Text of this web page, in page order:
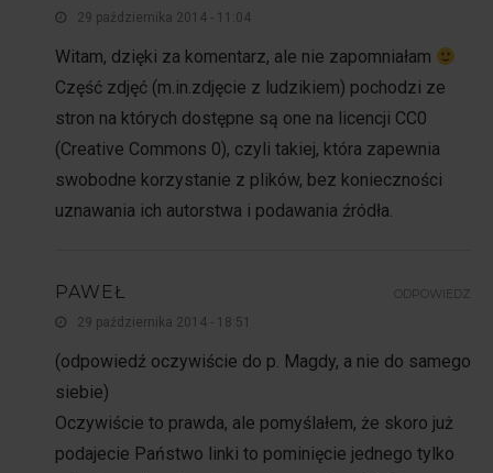
29 października 2014 - 11:04
Witam, dzięki za komentarz, ale nie zapomniałam
Część zdjęć (m.in.zdjęcie z ludzikiem) pochodzi ze
stron na których dostępne są one na licencji CC0
(Creative Commons 0), czyli takiej, która zapewnia
swobodne korzystanie z plików, bez konieczności
uznawania ich autorstwa i podawania źródła.
PAWEŁ
29 października 2014 - 18:51
(odpowiedź oczywiście do p. Magdy, a nie do samego
siebie)
Oczywiście to prawda, ale pomyślałem, że skoro już
podajecie Państwo linki to pominięcie jednego tylko
ODPOWIEDZ